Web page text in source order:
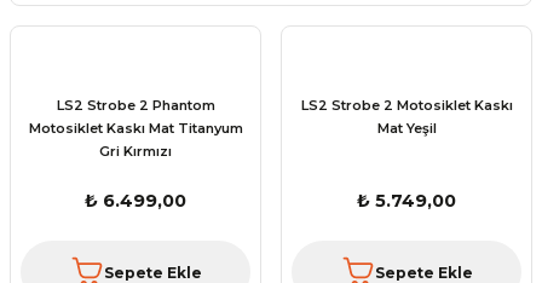
LS2 Strobe 2 Phantom
Motosiklet Kaskı Mat Titanyum
Gri Kırmızı
₺ 6.499,00
Sepete Ekle
LS2 Strobe 2 Motosiklet Kaskı
Mat Yeşil
₺ 5.749,00
Sepete Ekle